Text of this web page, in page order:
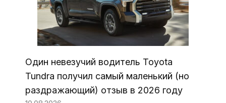
Один невезучий водитель Toyota
Tundra получил самый маленький (но
раздражающий) отзыв в 2026 году